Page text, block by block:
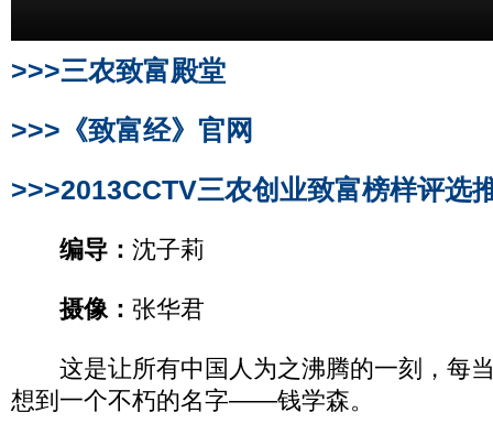
>>>三农致富殿堂
>>>《致富经》官网
>>>2013CCTV三农创业致富榜样评选
编导： 沈子莉
摄像： 张华君
这是让所有中国人为之沸腾的一刻，每
想到一个不朽的名字——钱学森。